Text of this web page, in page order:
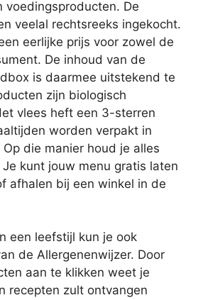
voedingsproducten. De
veelal rechtsreeks ingekocht.
eerlijke prijs voor zowel de
De inhoud van de
is daarmee uitstekend te
zijn biologisch
vlees heft een 3-sterren
worden verpakt in
die manier houd je alles
kunt jouw menu gratis laten
afhalen bij een winkel in de
een leefstijl kun je ook
de Allergenenwijzer. Door
aan te klikken weet je
recepten zult ontvangen